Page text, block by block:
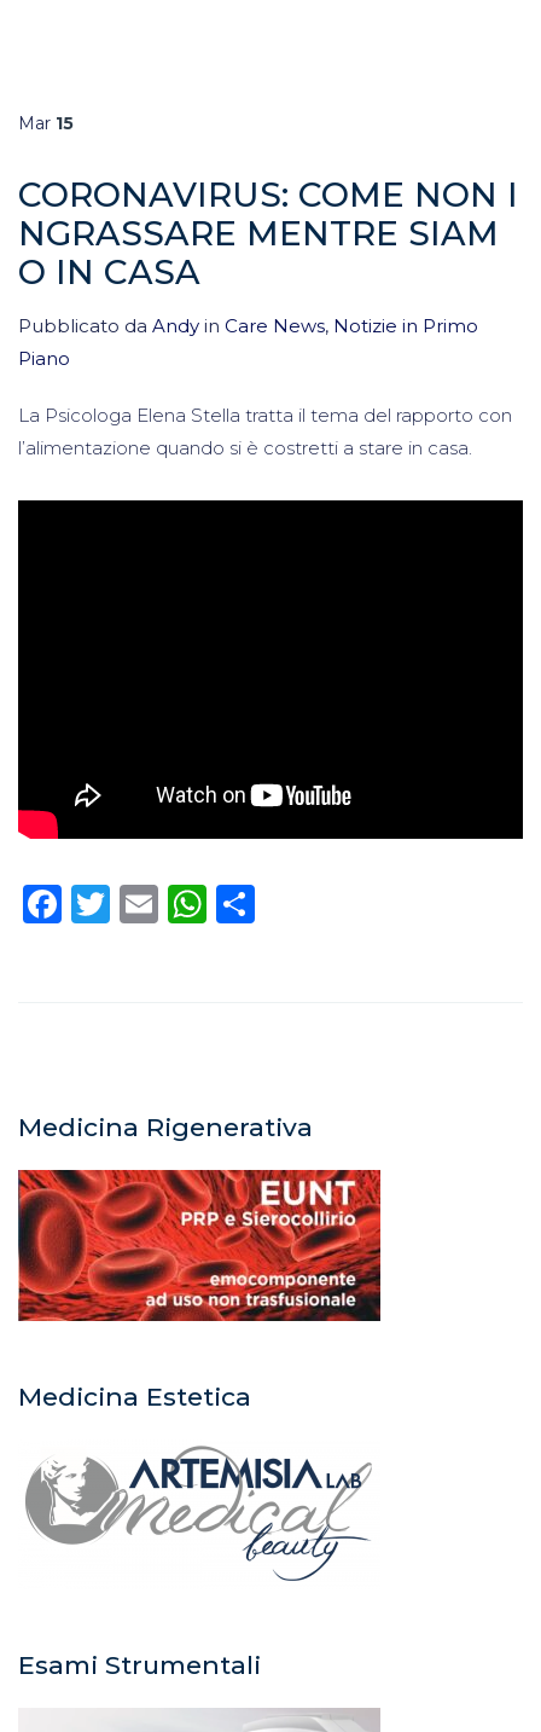
Mar 15
CORONAVIRUS: COME NON I
NGRASSARE MENTRE SIAM
O IN CASA
Pubblicato da Andy in Care News, Notizie in Primo
Piano
La Psicologa Elena Stella tratta il tema del rapporto con
l’alimentazione quando si è costretti a stare in casa.
Facebook
Twitter
EmailWhatsApp
Medicina Rigenerativa
Medicina Estetica
Esami Strumentali